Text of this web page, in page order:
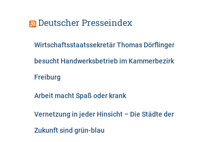
Deutscher Presseindex
Wirtschaftsstaatssekretär Thomas Dörflinger
besucht Handwerksbetrieb im Kammerbezirk
Freiburg
Arbeit macht Spaß oder krank
Vernetzung in jeder Hinsicht – Die Städte der
Zukunft sind grün-blau